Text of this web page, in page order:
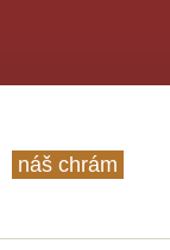
náš chrám